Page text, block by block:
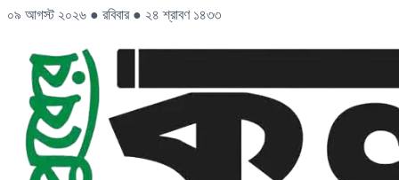
০৯ আগস্ট ২০২৬ ● রবিবার ● ২৪ শ্রাবণ ১৪৩৩